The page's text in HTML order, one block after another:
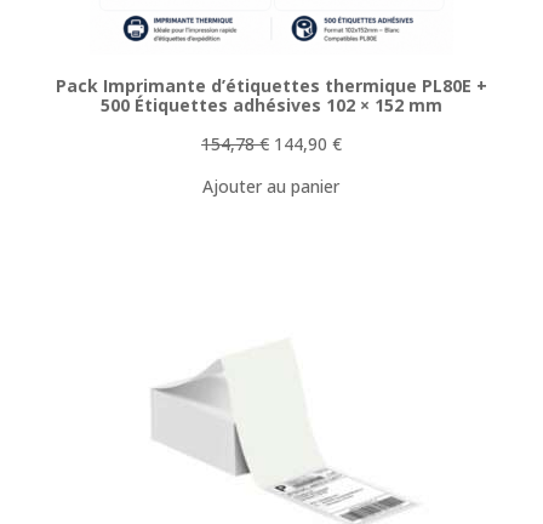
Pack Imprimante d’étiquettes thermique PL80E +
500 Étiquettes adhésives 102 × 152 mm
154,78€ Le
initial
144,90 €Le
Ajouter au panier